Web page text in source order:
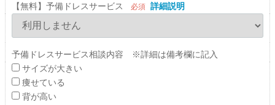
【無料】予備ドレスサービス 必須 詳細説明
予備ドレスサービス相談内容 ※詳細は備考欄に記入
サイズが大きい
痩せている
背が高い